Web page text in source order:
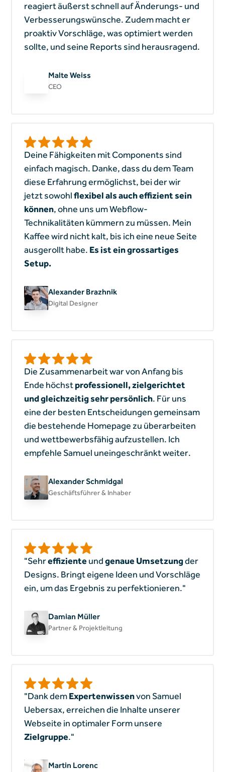
reagiert äußerst schnell auf Änderungs- und
Verbesserungswünsche. Zudem macht er
proaktiv Vorschläge, was optimiert werden
sollte, und seine Reports sind herausragend.
Malte Weiss
CEO
Deine Fähigkeiten mit Components sind
einfach magisch. Danke, dass du dem Team
diese Erfahrung ermöglichst, bei der wir
jetzt sowohlflexibel als auch effizient sein
können, ohne uns um Webflow-
Technikalitäten kümmern zu müssen. Mein
Kaffee wird nicht kalt, bis ich eine neue Seite
ausgerollt habe. Es ist ein grossartiges
Setup.
Alexander Brazhnik
Digital Designer
Die Zusammenarbeit war von Anfang bis
Ende höchstprofessionell, zielgerichtet
und gleichzeitig sehr persönlich. Für uns
eine der besten Entscheidungen gemeinsam
die bestehende Homepage zu überarbeiten
und wettbewerbsfähig aufzustellen. Ich
empfehle Samuel uneingeschränkt weiter.
Alexander Schmidgal
Geschäftsführer & Inhaber
"Sehreffiziente undgenaue Umsetzungder
Designs. Bringt eigene Ideen und Vorschläge
ein, um das Ergebnis zu perfektionieren."
Damian Müller
Partner & Projektleitung
"Dank demExpertenwissenvon Samuel
Uebersax, erreichen die Inhalte unserer
Webseite in optimaler Form unsere
Zielgruppe."
Martin Lorenc